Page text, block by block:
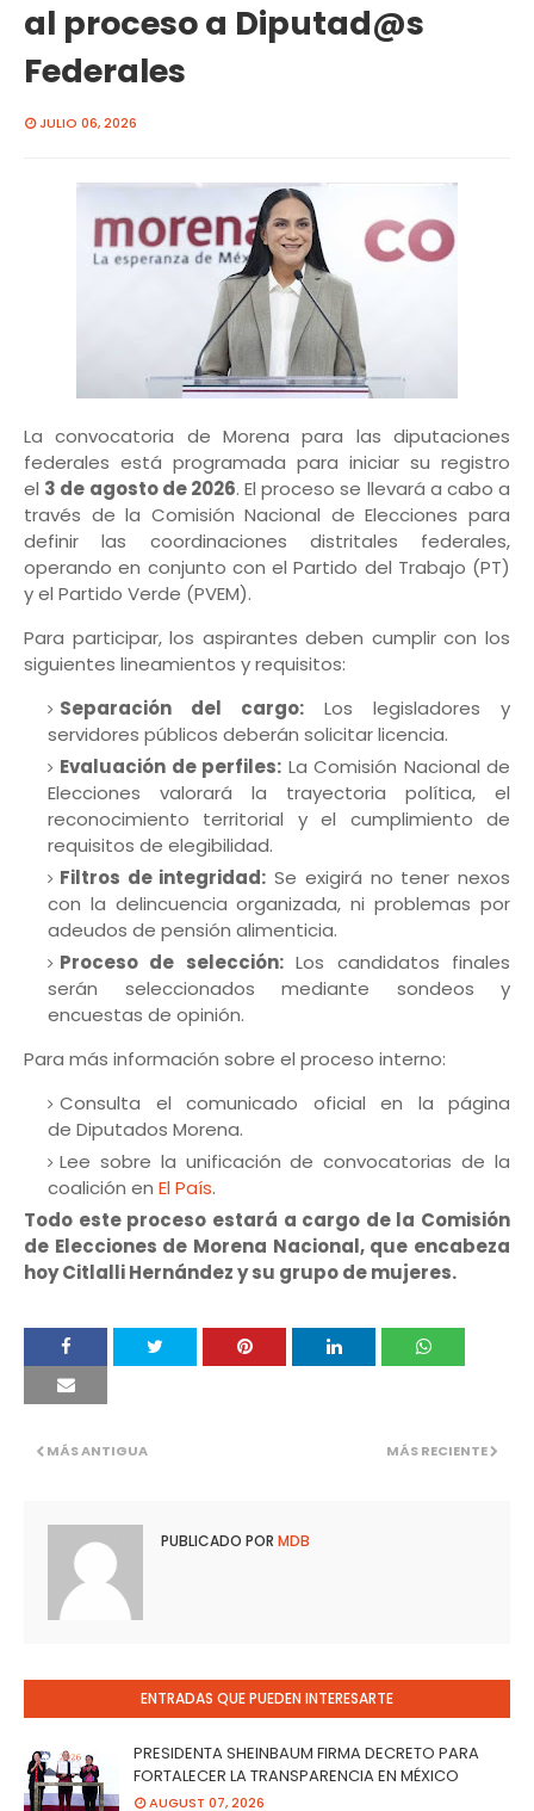
al proceso a Diputad@s
Federales
JULIO 06, 2026
La convocatoria de Morena para las diputaciones
federales está programada para iniciar su registro
el 3 de agosto de 2026. El proceso se llevará a cabo a
través de la Comisión Nacional de Elecciones para
definir las coordinaciones distritales federales,
operando en conjunto con el Partido del Trabajo (PT)
y el Partido Verde (PVEM).
Para participar, los aspirantes deben cumplir con los
siguientes lineamientos y requisitos:
Separación del cargo: Los legisladores y
servidores públicos deberán solicitar licencia.
Evaluación de perfiles: La Comisión Nacional de
Elecciones valorará la trayectoria política, el
reconocimiento territorial y el cumplimiento de
requisitos de elegibilidad.
Filtros de integridad: Se exigirá no tener nexos
con la delincuencia organizada, ni problemas por
adeudos de pensión alimenticia.
Proceso de selección:Los candidatos finales
serán seleccionados mediante sondeos y
encuestas de opinión.
Para más información sobre el proceso interno:
Consulta el comunicado oficial en la página
de Diputados Morena.
Lee sobre la unificación de convocatorias de la
coalición en El País.
Todo este proceso estará a cargo de la Comisión
de Elecciones de Morena Nacional, que encabeza
hoy Citlalli Hernández y su grupo de mujeres.
MÁS RECIENTE
MÁS ANTIGUA
PUBLICADO POR MDB
ENTRADAS QUE PUEDEN INTERESARTE
PRESIDENTA SHEINBAUM FIRMA DECRETO PARA
FORTALECER LA TRANSPARENCIA EN MÉXICO
AUGUST 07, 2026